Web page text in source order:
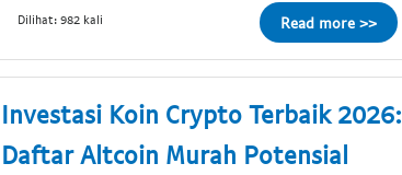
Dilihat: 982 kali Read more >>
Investasi Koin Crypto Terbaik 2026:
Daftar Altcoin Murah Potensial